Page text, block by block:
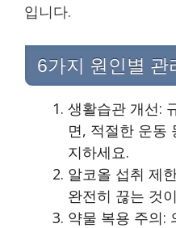
입니다.
6가지 원인별 관
생활습관 개선:
면, 적절한 운동
지하세요.
알코올 섭취 제
완전히 끊는 것
약물 복용 주의: